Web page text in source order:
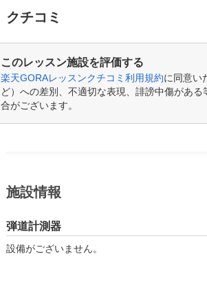
クチコミ
このレッスン施設を評価する
楽天GORAレッスンクチコミ利用規約に同意い
ど）への差別、不適切な表現、誹謗中傷があ
合がございます。
施設情報
弾道計測器
設備がございません。